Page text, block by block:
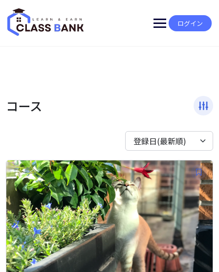
content
ログイン
コース
登録日(最新順)